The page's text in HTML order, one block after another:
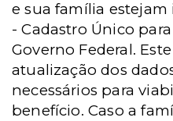
e sua família estejam
-Cadastro Único
Governo Federal.
atualização dos
necessários para
benefício. Caso a